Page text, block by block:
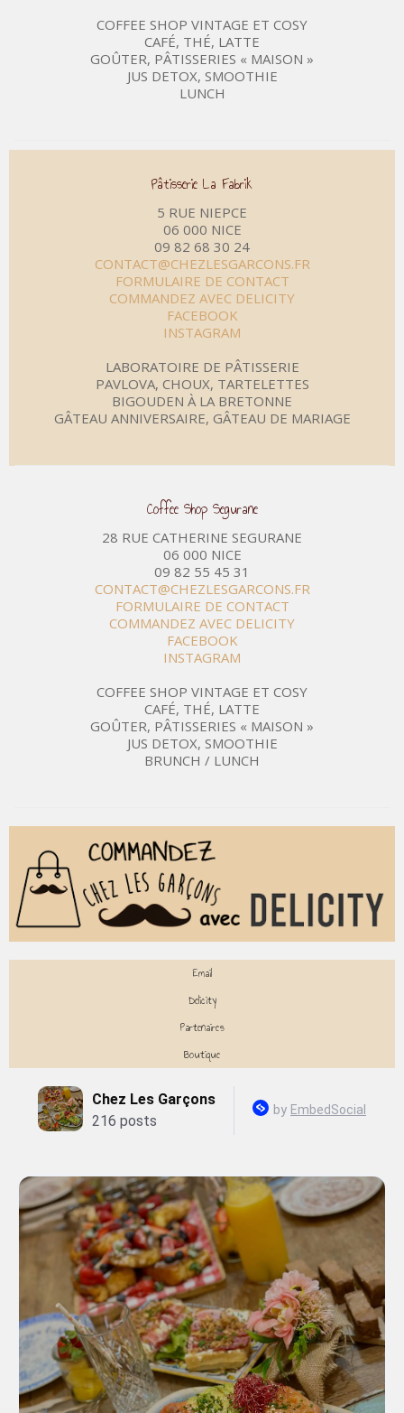
COFFEE SHOP VINTAGE ET COSY
CAFÉ, THÉ, LATTE
GOÛTER, PÂTISSERIES « MAISON »
JUS DETOX, SMOOTHIE
LUNCH
Pâtisserie La Fabrik
5 RUE NIEPCE
06 000 NICE
09 82 68 30 24
CONTACT@CHEZLESGARCONS.FR
FORMULAIRE DE CONTACT
COMMANDEZ AVEC DELICITY
FACEBOOK
INSTAGRAM
LABORATOIRE DE PÂTISSERIE
PAVLOVA, CHOUX, TARTELETTES
BIGOUDEN À LA BRETONNE
GÂTEAU ANNIVERSAIRE, GÂTEAU DE MARIAGE
Coffee Shop Segurane
28 RUE CATHERINE SEGURANE
06 000 NICE
09 82 55 45 31
CONTACT@CHEZLESGARCONS.FR
FORMULAIRE DE CONTACT
COMMANDEZ AVEC DELICITY
FACEBOOK
INSTAGRAM
COFFEE SHOP VINTAGE ET COSY
CAFÉ, THÉ, LATTE
GOÛTER, PÂTISSERIES « MAISON »
JUS DETOX, SMOOTHIE
BRUNCH / LUNCH
Email
Delicity
Partenaires
Boutique